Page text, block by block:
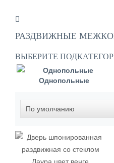
РАЗДВИЖНЫЕ
ВЫБЕРИТЕ
Однопольные